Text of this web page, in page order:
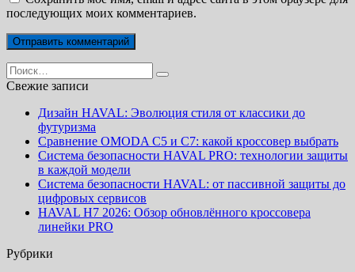
последующих моих комментариев.
Search
for:
Свежие записи
Дизайн HAVAL: Эволюция стиля от классики до
футуризма
Сравнение OMODA C5 и C7: какой кроссовер выбрать
Система безопасности HAVAL PRO: технологии защиты
в каждой модели
Система безопасности HAVAL: от пассивной защиты до
цифровых сервисов
HAVAL H7 2026: Обзор обновлённого кроссовера
линейки PRO
Рубрики